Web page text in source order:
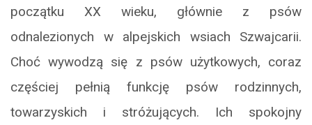
początku XX wieku, głównie z psów
odnalezionych w alpejskich wsiach Szwajcarii.
Choć wywodzą się z psów użytkowych, coraz
częściej pełnią funkcję psów rodzinnych,
towarzyskich i stróżujących. Ich spokojny